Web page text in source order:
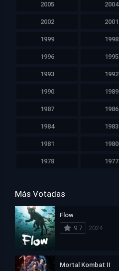
2005 2004
2002 2001
1999 1998
1996 1995
1993 1992
1990 1989
1987 1986
1984 1983
1981 1980
1978 1977
Más Votadas
Flow
9.7
2024
Mortal Kombat II